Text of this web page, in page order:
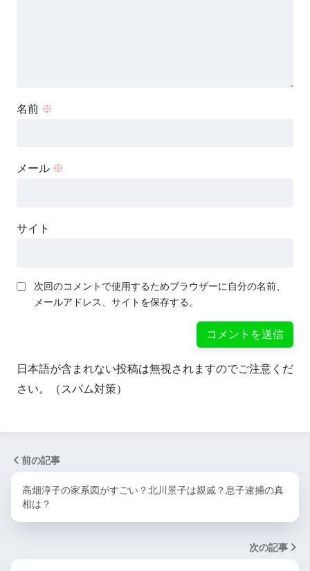
名前 ※
メール ※
サイト
次回のコメントで使用するためブラウザーに自分の名前、
メールアドレス、サイトを保存する。
日本語が含まれない投稿は無視されますのでご注意くだ
さい。（スパム対策）
前の記事
高畑淳子の家系図がすごい？北川景子は親戚？息子逮捕の真
相は？
次の記事